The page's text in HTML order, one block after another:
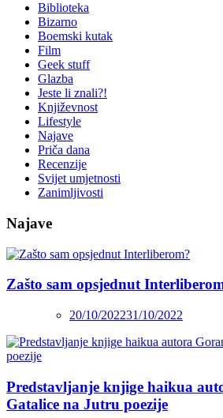
Biblioteka
Bizarno
Boemski kutak
Film
Geek stuff
Glazba
Jeste li znali?!
Književnost
Lifestyle
Najave
Priča dana
Recenzije
Svijet umjetnosti
Zanimljivosti
Najave
Zašto sam opsjednut
20/10/202231/10/2022
Predstavljanje knjige haikua
Gatalice na Jutru poezije